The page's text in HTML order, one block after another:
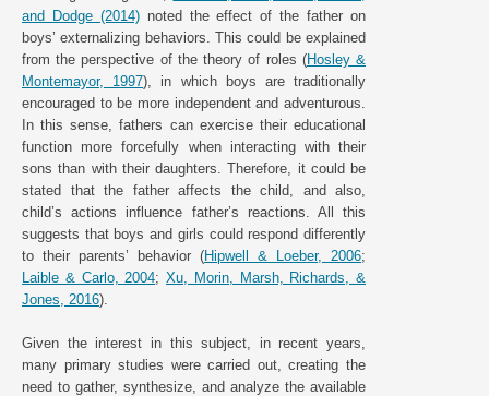
and Dodge (2014)noted the effect of the father on
boys’ externalizing behaviors. This could be explained
from the perspective of the theory of roles (Hosley &
Montemayor, 1997), in which boys are traditionally
encouraged to be more independent and adventurous.
In this sense, fathers can exercise their educational
function more forcefully when interacting with their
sons than with their daughters. Therefore, it could be
stated that the father affects the child, and also,
child’s actions influence father’s reactions. All this
suggests that boys and girls could respond differently
to their parents’ behavior (Hipwell & Loeber, 2006;
Laible & Carlo, 2004; Xu, Morin, Marsh, Richards, &
Jones, 2016).
Given the interest in this subject, in recent years,
many primary studies were carried out, creating the
need to gather, synthesize, and analyze the available